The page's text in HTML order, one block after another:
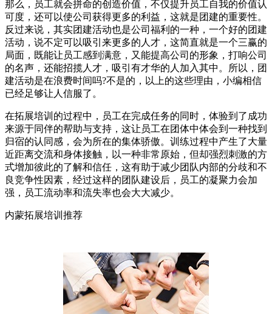
那么，员工就会拼命的创造价值，不仅提升员工自我的价值认
可度，还可以使公司获得更多的利益，这就是团建的重要性。
反过来说，其实团建活动也是公司福利的一种，一个好的团建
活动，说不定可以吸引来更多的人才，这简直就是一个三赢的
局面，既能让员工感到满意，又能提高公司的形象，打响公司
的名声，还能招揽人才，吸引有才华的人加入其中。所以，团
建活动是在浪费时间吗?不是的，以上的这些理由，小编相信
已经足够让人信服了。
在拓展培训的过程中，员工在完成任务的同时，体验到了成功
来源于同伴的帮助与支持，这让员工在团体中体会到一种找到
归宿的认同感，会为所在的集体骄傲。训练过程中产生了大量
近距离交流和身体接触，以一种非常原始，但却强烈刺激的方
式增加彼此的了解和信任，这有助于减少团队内部的分歧和不
良竞争性因素，经过这样的团队建设后，员工的凝聚力会加
强，员工流动率和流失率也会大大减少。
内蒙拓展培训推荐